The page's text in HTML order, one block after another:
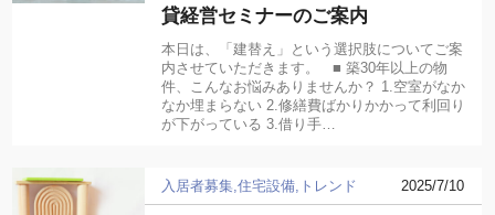
貸経営セミナーのご案内
本日は、「建替え」という選択肢についてご案
内させていただきます。 ■ 築30年以上の物
件、こんなお悩みありませんか？ 1.空室がなか
なか埋まらない 2.修繕費ばかりかかって利回り
が下がっている 3.借り手…
入居者募集 住宅設備 トレンド 2025/7/10